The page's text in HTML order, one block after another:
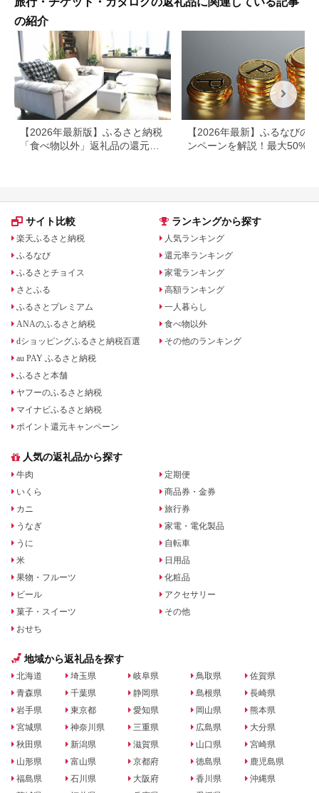
の紹介
【2026年最新版】ふるさと納税
「食べ物以外」返礼品の還元率
【2026年最新】ふるなびの
ンペーンを解説！最大50%還
サイト比較
楽天ふるさと納税
ふるなび
ふるさとチョイス
さとふる
ふるさとプレミアム
ANAのふるさと納税
dショッピングふるさと納税百選
au PAY ふるさと納税
ふるさと本舗
ヤフーのふるさと納税
マイナビふるさと納税
ポイント還元キャンペーン
ランキングから探す
人気ランキング
還元率ランキング
家電ランキング
高額ランキング
一人暮らし
食べ物以外
その他のランキング
人気の返礼品から探す
牛肉
いくら
カニ
うなぎ
うに
米
果物・フルーツ
ビール
菓子・スイーツ
おせち
定期便
商品券・金券
旅行券
家電・電化製品
自転車
日用品
化粧品
アクセサリー
その他
地域から返礼品を探す
北海道
青森県
岩手県
宮城県
秋田県
山形県
福島県
埼玉県
千葉県
東京都
神奈川県
新潟県
富山県
石川県
岐阜県
静岡県
愛知県
三重県
滋賀県
京都府
大阪府
鳥取県
島根県
岡山県
広島県
山口県
徳島県
香川県
佐賀県
長崎県
熊本県
大分県
宮崎県
鹿児島県
沖縄県